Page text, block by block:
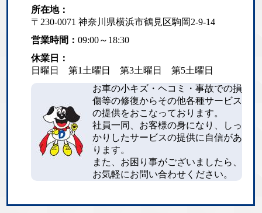
所在地：
〒230-0071 神奈川県横浜市鶴見区駒岡2-9-14
営業時間：09:00～18:30
休業日：
日曜日 第1土曜日 第3土曜日 第5土曜日
お車の小キズ・ヘコミ・事故での損
傷等の修復からその他各種サービス
の提供をおこなっております。
社員一同、お客様の身になり、しっ
かりしたサービスの提供に自信があ
ります。
また、お困り事がございましたら、
お気軽にお問い合わせください。